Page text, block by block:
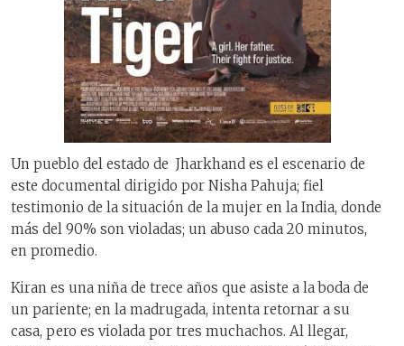
Un pueblo del estado de Jharkhand es el escenario de
este documental dirigido por Nisha Pahuja; fiel
testimonio de la situación de la mujer en la India, donde
más del 90% son violadas; un abuso cada 20 minutos,
en promedio.
Kiran es una niña de trece años que asiste a la boda de
un pariente; en la madrugada, intenta retornar a su
casa, pero es violada por tres muchachos. Al llegar,